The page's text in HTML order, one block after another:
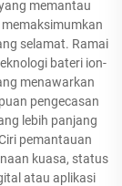
memantau
selamat. Ramai
bateri ion-
menawarkan
pengecasan
lebih panjang
pemantauan
kuasa, status
atau aplikasi